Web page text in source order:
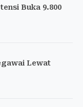
Buka 9.800
Lewat